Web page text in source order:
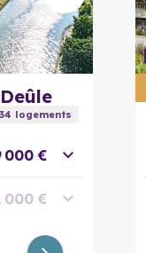
34 logements
000 €
000 €
000 €